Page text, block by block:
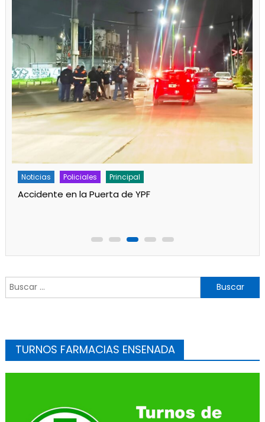
Noticias Policiales Principal
Accidente en la Puerta de YPF
Buscar:
TURNOS FARMACIAS ENSENADA